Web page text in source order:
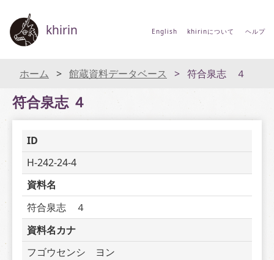
khirin English khirinについて ヘルプ
ホーム 館蔵資料データベース 符合泉志 ４
符合泉志 ４
ID
H-242-24-4
資料名
符合泉志　４
資料名カナ
フゴウセンシ　ヨン